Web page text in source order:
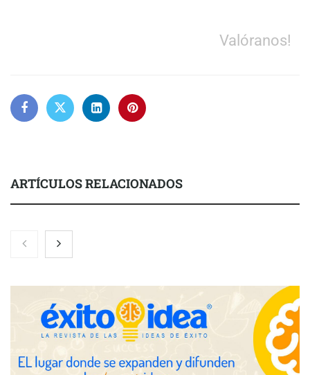
Valóranos!
ARTÍCULOS RELACIONADOS
Zoomex mejora su Strategy Center con herramientas
avanzadas para trading estratégico
COMPALISS de LYSOTRIC: cuando un solo producto multiplica
las posibilidades del salón profesional
Fundación Mapfre y CISE lanzan el concurso ‘Talento Sénior’
para impulsar ideas innovadoras creadas por y para mayores